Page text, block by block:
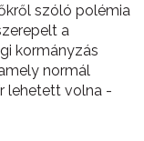
szóló polémia
a
kormányzás
normál
lehetett volna -